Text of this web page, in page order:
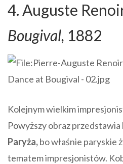
4. Auguste
Bougival, 1882
Kolejnym wielkim
Powyższy obraz
Paryża,bo właśnie paryskie
tematem impresjonistów.